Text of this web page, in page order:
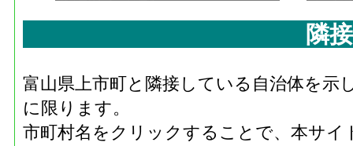
隣
富山県上市町と隣接している自治体を示
に限ります。
市町村名をクリックすることで、本サ